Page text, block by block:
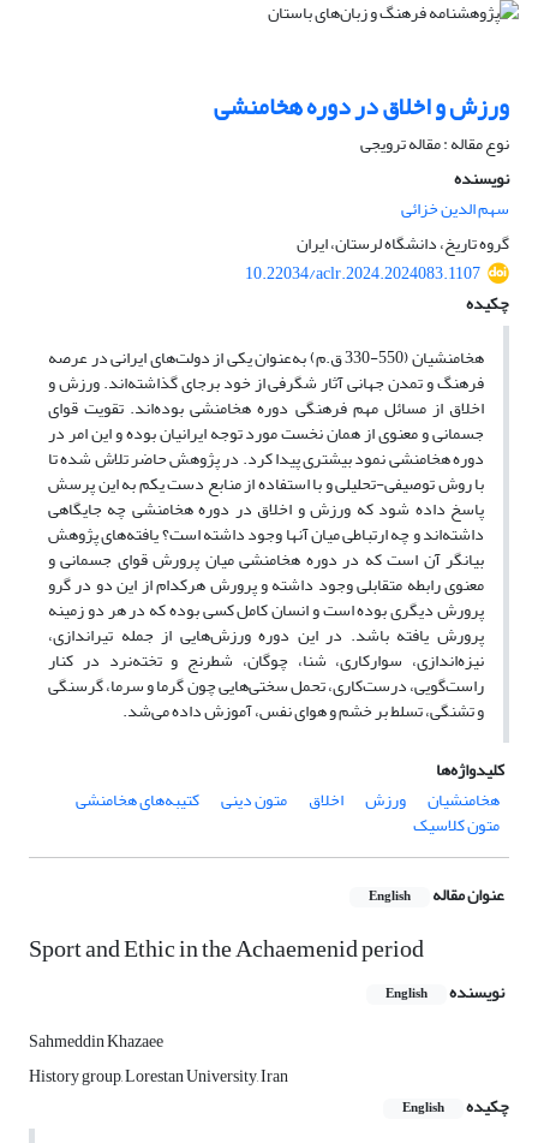
ورزش و اخلاق در دوره هخامنشی
نوع مقاله : مقاله ترویجی
نویسنده
سهم الدین خزائی
گروه تاریخ، دانشگاه لرستان، ایران
10.22034/aclr.2024.2024083.1107
چکیده
هخامنشیان (550-330 ق.م) به‌عنوان یکی از دولت‌های ایرانی در عرصه
فرهنگ و تمدن جهانی آثار شگرفی از خود برجای گذاشته‌اند. ورزش و
اخلاق از مسائل مهم فرهنگی دوره هخامنشی بوده‌اند. تقویت قوای
جسمانی و معنوی از همان نخست مورد توجه ایرانیان بوده و این امر در
دوره هخامنشی نمود بیشتری پیدا کرد. در پژوهش حاضر تلاش شده تا
با روش توصیفی-تحلیلی و با استفاده از منابع دست یکم به این پرسش
پاسخ داده شود که ورزش و اخلاق در دوره هخامنشی چه جایگاهی
داشته‌اند و چه ارتباطی میان آنها وجود داشته است؟ یافته‌های پژوهش
بیانگر آن است که در دوره هخامنشی میان پرورش قوای جسمانی و
معنوی رابطه متقابلی وجود داشته و پرورش هرکدام از این دو در گرو
پرورش دیگری بوده است و انسان کامل کسی بوده که در هر دو زمینه
پرورش یافته باشد. در این دوره ورزش‌هایی از جمله تیراندازی،
نیزه‌اندازی، سوارکاری، شنا، چوگان، شطرنج و تخته‌نرد در کنار
راست‌گویی، درست‌کاری، تحمل سختی‌هایی چون گرما و سرما، گرسنگی
و تشنگی، تسلط بر خشم و هوای نفس، آموزش داده می‌شد.
کلیدواژه‌ها
هخامنشیان
ورزش اخلاق متون دینی کتیبه‌های هخامنشی
متون کلاسیک
عنوان مقاله English
Sport and Ethic in the Achaemenid period
نویسنده English
Sahmeddin Khazaee
History group, Lorestan University, Iran
چکیده
English